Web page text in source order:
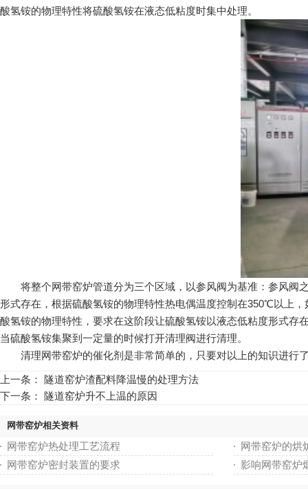
酸氢铵的物理特性将硫酸氢铵在液态低粘度时集中处理。
将整个网带窑炉管道分为三个区域，以参风阀为基准：参风阀
形式存在，根据硫酸氢铵的物理特性热电偶温度控制在350℃以上
酸氢铵的物理特性，要求在这阶段让硫酸氢铵以液态低粘度形式
当硫酸氢铵集聚到一定量的时候打开清理阀进行清理。
清理网带窑炉的催化剂是非常简单的，只要对以上的知识进行
上一条： 隧道窑炉渣配料降温慢的处理方法
下一条： 隧道窑炉升不上温的原因
网带窑炉相关资料
网带窑炉热处理工艺流程
网带窑炉的烘
网带窑炉密封装置的要求
影响网带窑炉